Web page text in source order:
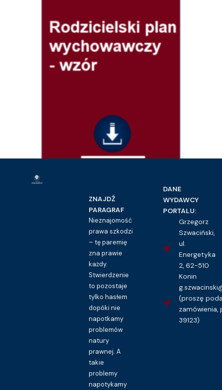
16.00
Kupuję dostęp do wzoru pisma
ZNAJDŹ
PARAGRAF
Nieznajomość
prawa szkodzi
– tę paremię
zna prawie
każdy.
Stwierdzenie
to pozostaje
tylko hasłem
dopóki nie
napotkamy
problemów
natury
prawnej. A
takie
problemy
napotykamy
DANE
WYDAWCY
PORTALU:
Grzegorz
Szwaciński,
ul.
Energetyka
2, 62-510
Konin
(proszę
zamówienia,
39123)